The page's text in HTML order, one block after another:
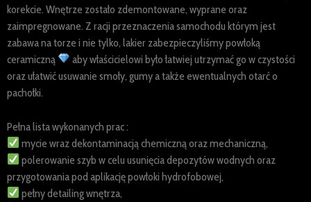
korekcie. Wnętrze zostało zdemontowane, wyprane oraz
zaimpregnowane. Z racji przeznaczenia samochodu którym jest
zabawa na torze i nie tylko, lakier zabezpieczyliśmy powłoką
ceramiczną
aby właścicielowi było łatwiej utrzymać go w czystości
oraz ułatwić usuwanie smoły, gumy a także ewentualnych otarć o
pachołki.
Pełna lista wykonanych prac :
mycie wraz dekontaminacją chemiczną oraz mechaniczną,
polerowanie szyb w celu usunięcia depozytów wodnych oraz
przygotowania pod aplikację powłoki hydrofobowej,
pełny detailing wnętrza,